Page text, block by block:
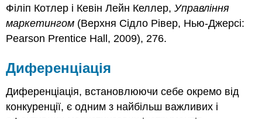
Філіп Котлер і Кевін Лейн Келлер,Управління
маркетингом (Верхня Сідло Рівер, Нью-Джерсі:
Pearson Prentice Hall, 2009), 276.
Диференціація
Диференціація, встановлюючи себе окремо від
конкуренції, є одним з найбільш важливих і